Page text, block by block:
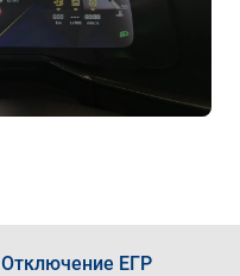
Отключение ЕГР